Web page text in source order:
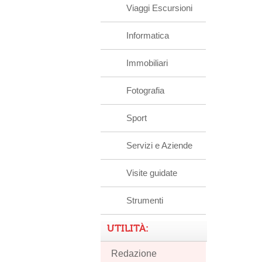
Viaggi Escursioni
Informatica
Immobiliari
Fotografia
Sport
Servizi e Aziende
Visite guidate
Strumenti
UTILITÀ:
Redazione